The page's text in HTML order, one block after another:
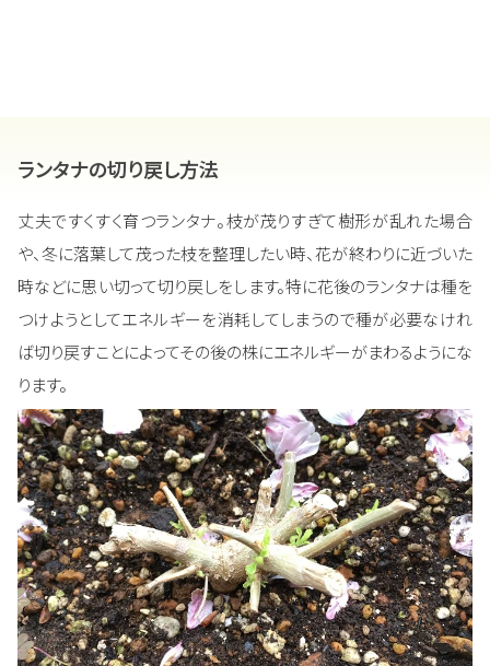
ランタナの切り戻し方法
丈夫ですくすく育つランタナ。枝が茂りすぎて樹形が乱れた場合
や、冬に落葉して茂った枝を整理したい時、花が終わりに近づいた
時などに思い切って切り戻しをします。特に花後のランタナは種を
つけようとしてエネルギーを消耗してしまうので種が必要なけれ
ば切り戻すことによってその後の株にエネルギーがまわるようにな
ります。